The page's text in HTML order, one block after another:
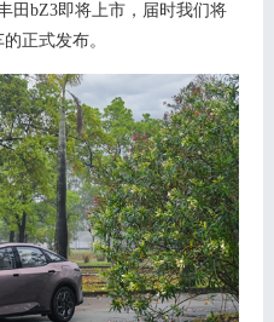
田 bZ3即将上市，届时我们将
正式发布。